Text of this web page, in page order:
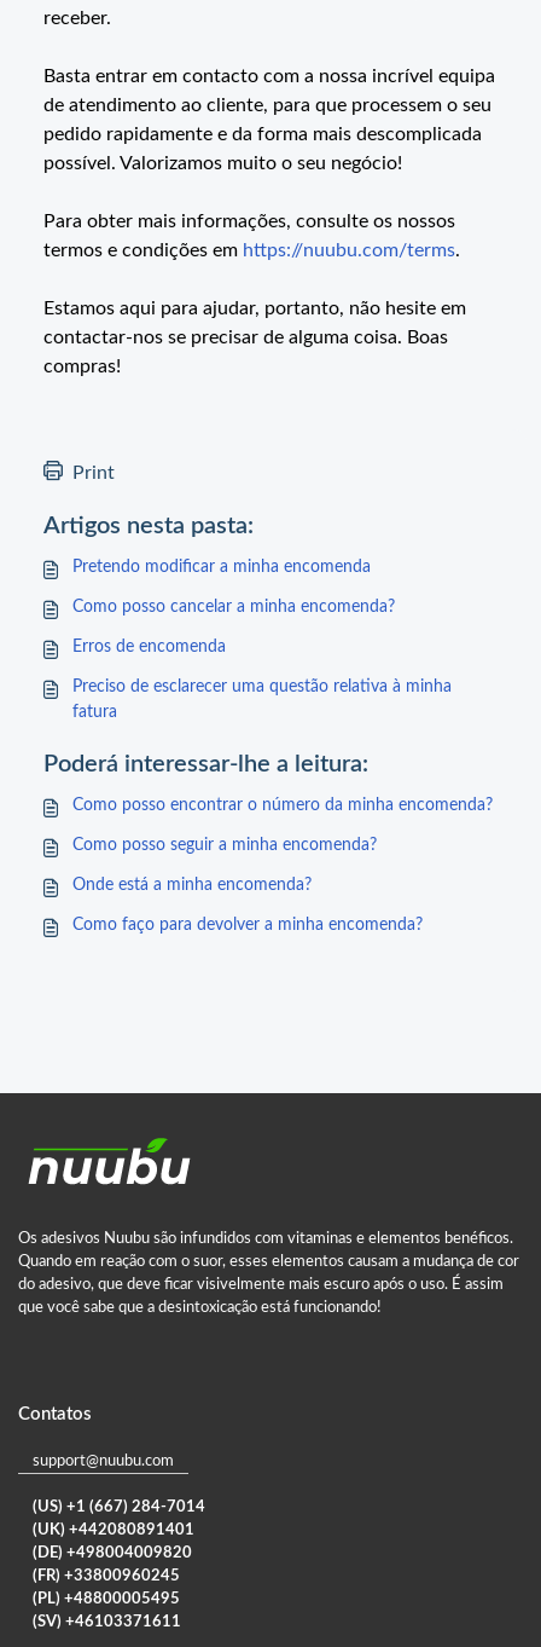
receber.
Basta entrar em contacto com a nossa incrível equipa
de atendimento ao cliente, para que processem o seu
pedido rapidamente e da forma mais descomplicada
possível. Valorizamos muito o seu negócio!
Para obter mais informações, consulte os nossos
termos e condições em https://nuubu.com/terms.
Estamos aqui para ajudar, portanto, não hesite em
contactar-nos se precisar de alguma coisa. Boas
compras!
Print
Artigos nesta pasta:
Pretendo modificar a minha encomenda
Como posso cancelar a minha encomenda?
Erros de encomenda
Preciso de esclarecer uma questão relativa à minha
fatura
Poderá interessar-lhe a leitura:
Como posso encontrar o número da minha encomenda?
Como posso seguir a minha encomenda?
Onde está a minha encomenda?
Como faço para devolver a minha encomenda?
Os adesivos Nuubu são infundidos com vitaminas e elementos benéficos.
Quando em reação com o suor, esses elementos causam a mudança de cor
do adesivo, que deve ficar visivelmente mais escuro após o uso. É assim
que você sabe que a desintoxicação está funcionando!
Contatos
support@nuubu.com
(US) +1 (667) 284-7014
(UK) +442080891401
(DE) +498004009820
(FR) +33800960245
(PL) +48800005495
(SV) +46103371611